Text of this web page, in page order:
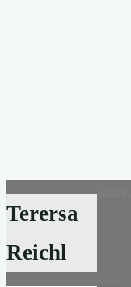
Terersa
Reichl